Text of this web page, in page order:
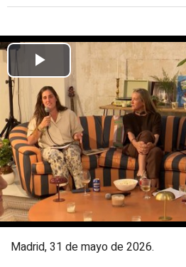
Madrid, 31 de mayo de 2026.